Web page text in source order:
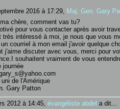
2016 à 17:29, Maj. Gen. Gary
chère, comment vas tu?
pour vous contacter après avoir
très intéressé à moi, je nous que vous
courriel à mon email j'avoir quelque
j'aime discuter avec vous, merci pour
souhaitent vraiment de vous
journée
uni de l'Amérique
Gary Patton
2012 à 14:45, évangéliste abdel a dit...